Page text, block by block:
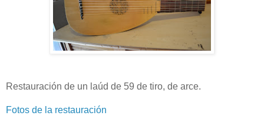
Restauración de un laúd de 59 de tiro, de arce.
Fotos de la restauración